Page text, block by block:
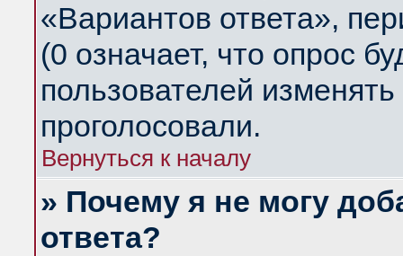
«Вариантов ответа»,
(0 означает, что опрос
пользователей
проголосовали.
Вернуться к началу
» Почему я не могу
ответа?